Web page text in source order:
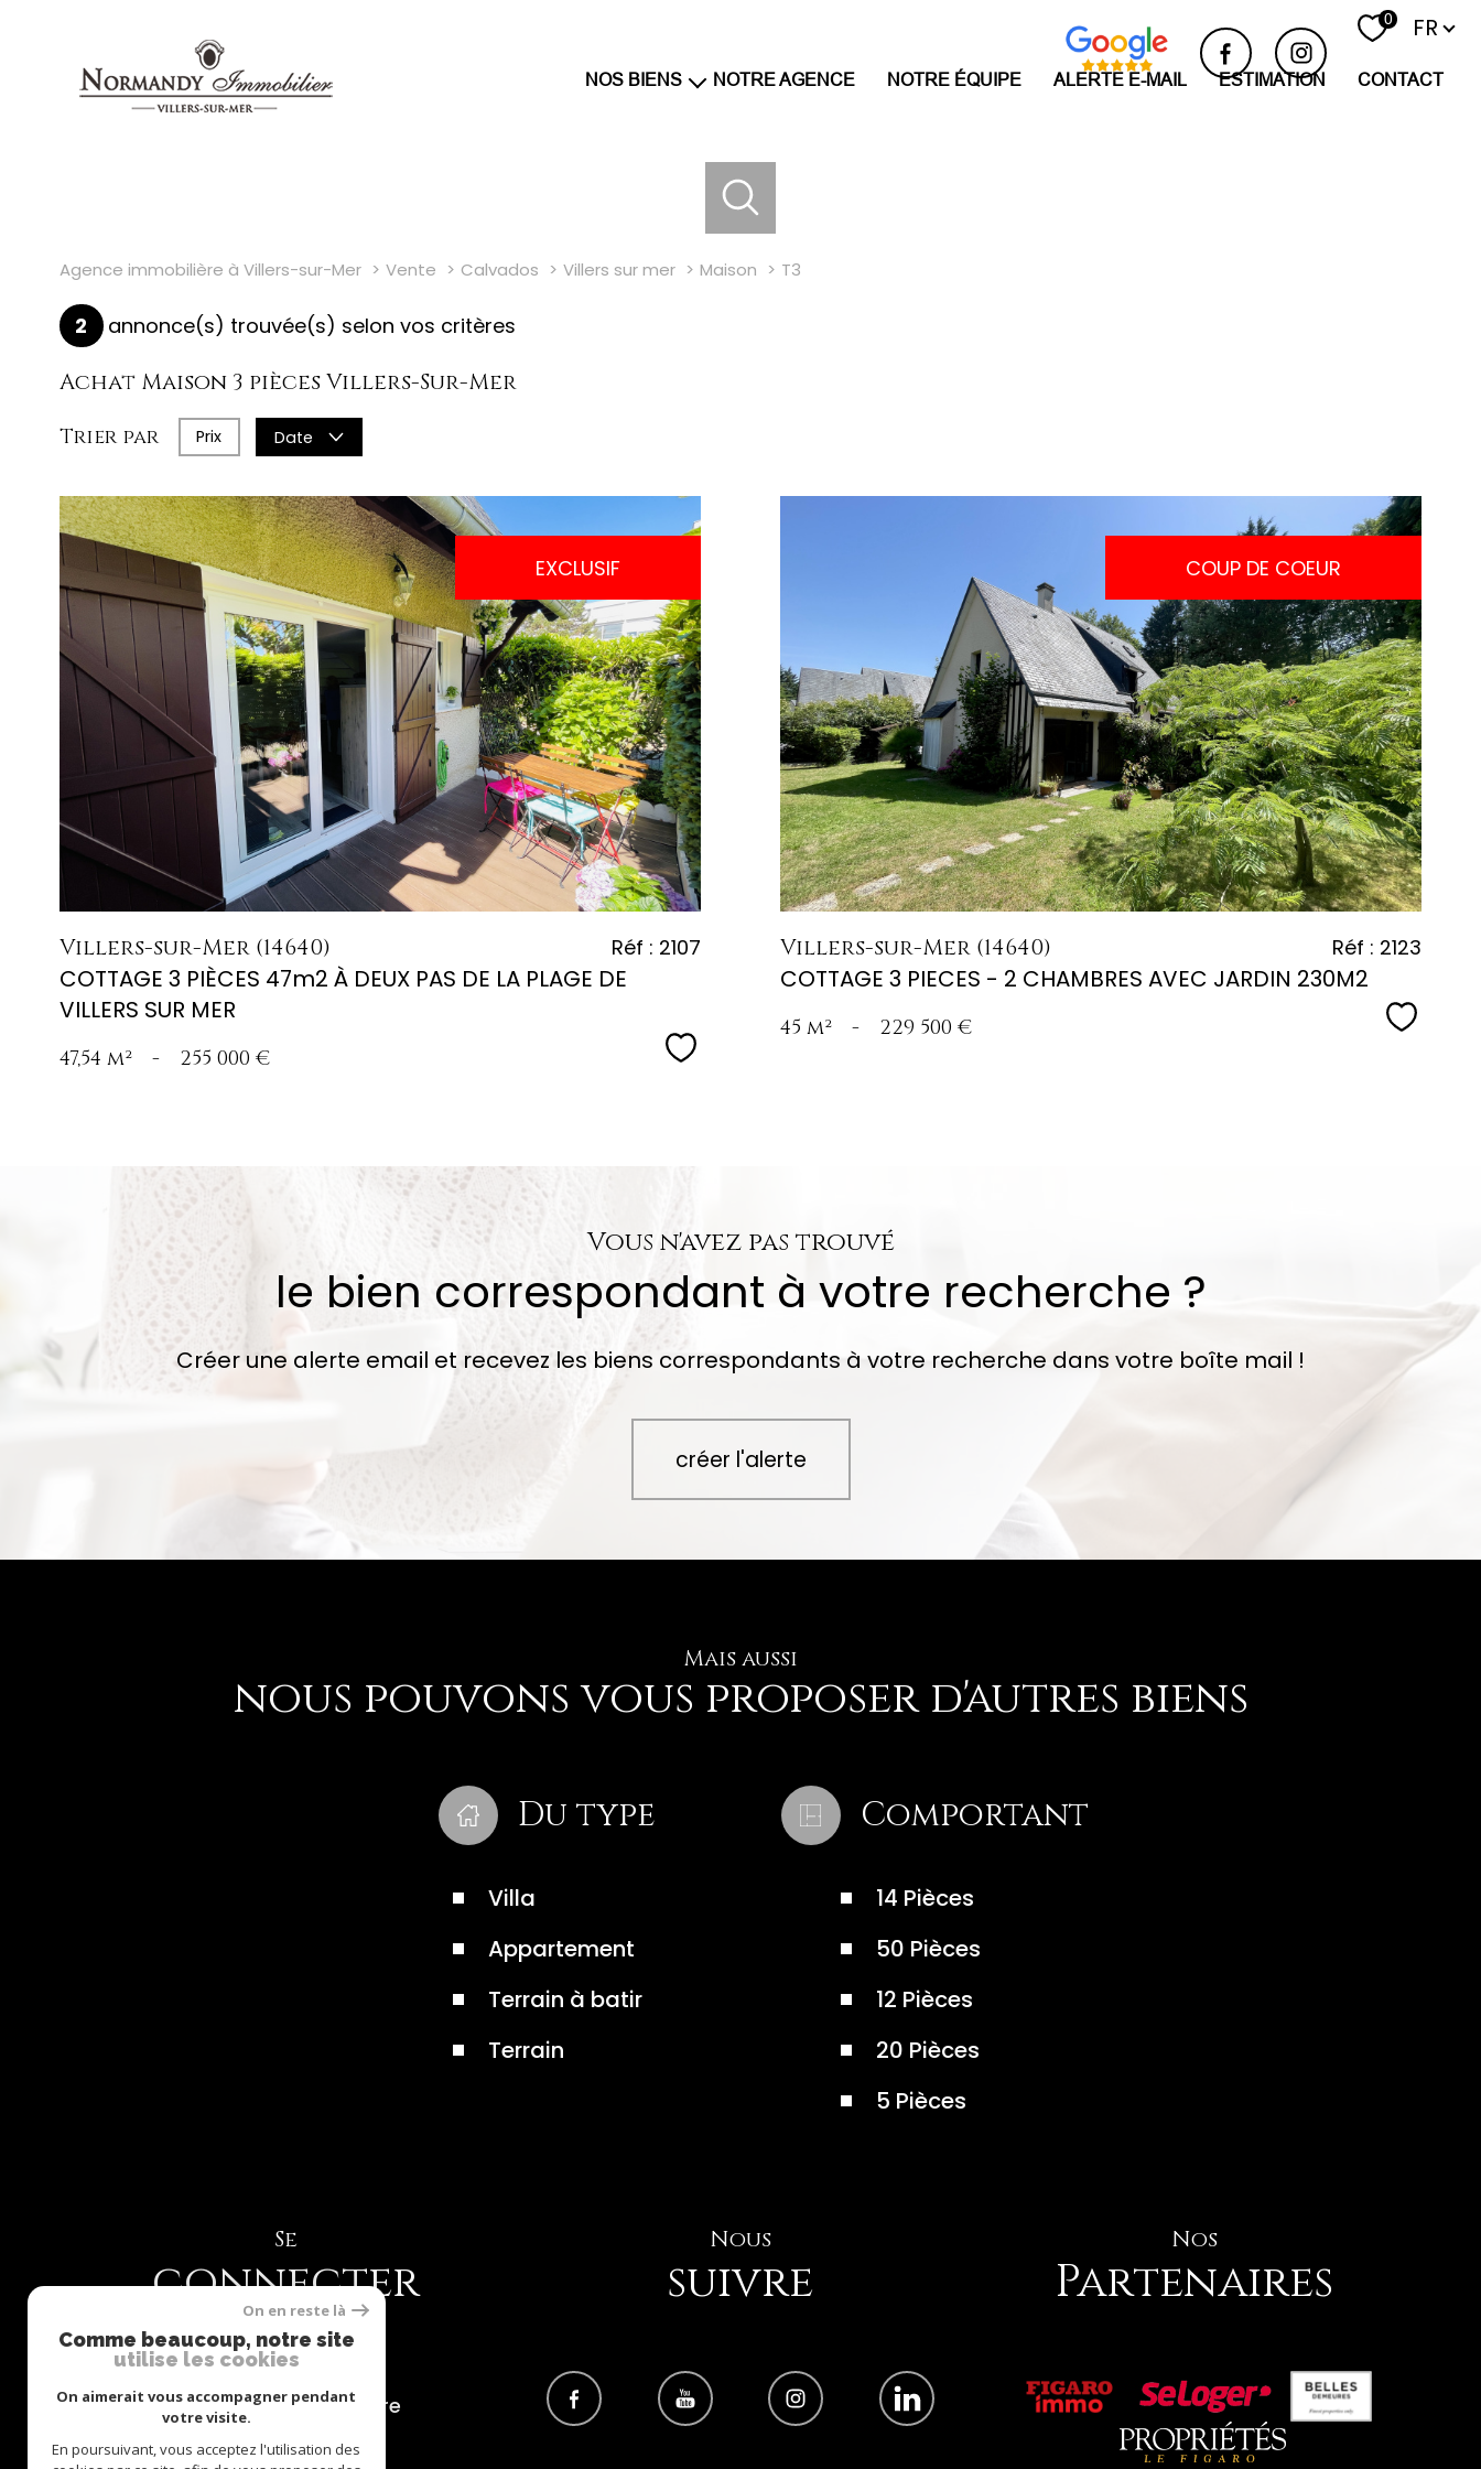
0 Langue
FR
NOS BIENS NOTRE AGENCE NOTRE ÉQUIPE ALERTE E-MAIL ESTIMATION CONTACT
Agence immobilière à Villers-sur-Mer Vente Calvados Villers sur mer Maison T3
2 annonce(s) trouvée(s) selon vos critères
Achat Maison 3 pièces Villers-Sur-Mer
Trier par Prix Date
EXCLUSIF
voir le
bien
Villers-sur-Mer (14640)
COTTAGE 3 PIÈCES 47m2 À DEUX PAS DE LA PLAGE DE
VILLERS SUR MER
Réf : 2107
47,54 m² - 255 000 € Sélectionner
COUP DE COEUR
voir le
bien
Villers-sur-Mer (14640)
COTTAGE 3 PIECES - 2 CHAMBRES AVEC JARDIN 230M2
Réf : 2123
45 m² - 229 500 €
Vous n'avez pas trouvé
le bien correspondant à votre recherche ?
Créer une alerte email et recevez les biens correspondants à votre recherche dans votre boîte mail !
créer l'alerte
Mais aussi
nous pouvons vous proposer d'autres biens
Du type
Villa
Appartement
Terrain à batir
Terrain
Comportant
14 Pièces
50 Pièces
12 Pièces
20 Pièces
5 Pièces
Se
connecter
espace propriétaire
Nous
suivre
Nos
Partenaires
On en reste là
Comme beaucoup, notre site
utilise les cookies
On aimerait vous accompagner pendant
votre visite.
En poursuivant, vous acceptez l'utilisation des